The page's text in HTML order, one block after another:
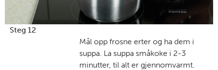
Steg 12
Mål opp frosne erter og ha dem i
suppa. La suppa småkoke i 2-3
minutter, til alt er gjennomvarmt.